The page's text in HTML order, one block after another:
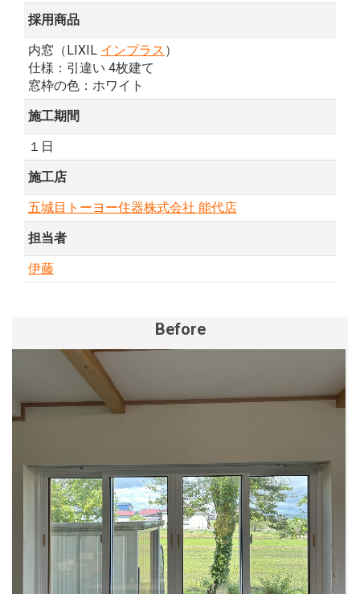
採用商品
内窓（LIXIL インプラス ）
仕様：引違い 4枚建て
窓枠の色：ホワイト
施工期間
１日
施工店
五城目トーヨー住器株式会社 能代店
担当者
伊藤
Before